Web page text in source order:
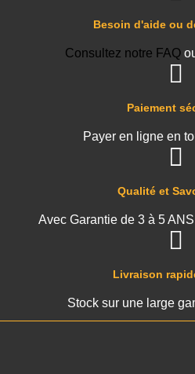
Livraison
Stock sur une large
Qualité et
Avec Garantie de 3 à 5
Paiement
Payer en ligne en
Besoin d'aide ou
Consultez notre FAQ